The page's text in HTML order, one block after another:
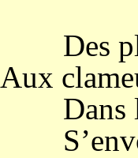
Des
Aux
Dans